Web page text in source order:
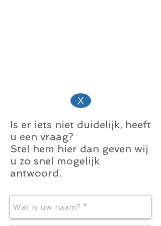
X
Is er iets niet duidelijk, heeft
u een vraag?
Stel hem hier dan geven wij
u zo snel mogelijk
antwoord.